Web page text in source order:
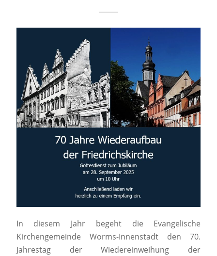
In diesem Jahr begeht die Evangelische
Kirchengemeinde Worms-Innenstadt den 70.
Jahrestag der Wiedereinweihung der